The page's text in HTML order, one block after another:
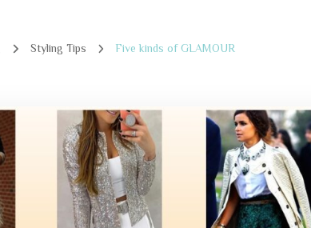
Styling Tips Five kinds of GLAMOUR